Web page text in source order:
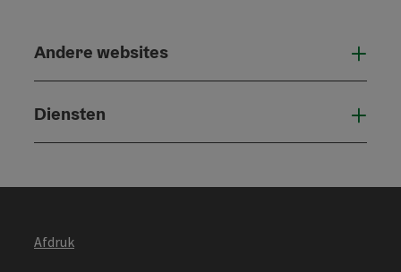
Andere websites
Diensten
Afdruk